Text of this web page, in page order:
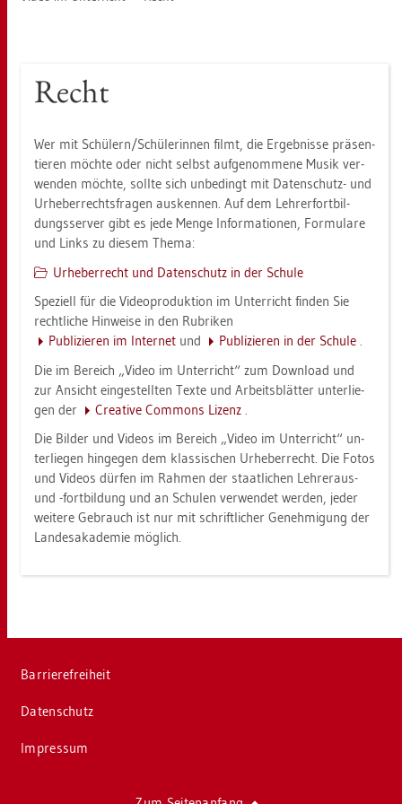
Recht
Wer mit Schü­lern/Schü­le­rin­nen filmt, die Er­geb­nis­se prä­sen­
tie­ren möch­te oder nicht selbst auf­ge­nom­me­ne Musik ver­
wen­den möch­te, soll­te sich un­be­dingt mit Da­ten­schutz- und
Ur­he­ber­rechts­fra­gen aus­ken­nen. Auf dem Leh­rer­fort­bil­
dungs­ser­ver gibt es jede Menge In­for­ma­tio­nen, For­mu­la­re
und Links zu die­sem Thema:
Ur­he­ber­recht und Da­ten­schutz in der Schu­le
Spe­zi­ell für die Vi­deo­pro­duk­ti­on im Un­ter­richt fin­den Sie
recht­li­che Hin­wei­se in den Ru­bri­ken
Pu­bli­zie­ren im In­ter­net und Pu­bli­zie­ren in der Schu­le .
Die im Be­reich „Video im Un­ter­richt“ zum Down­load und
zur An­sicht ein­ge­stell­ten Texte und Ar­beits­blät­ter un­ter­lie­
gen der
Crea­ti­ve Com­mons Li­zenz .
Die Bil­der und Vi­de­os im Be­reich „Video im Un­ter­richt“ un­
ter­lie­gen hin­ge­gen dem klas­si­schen Ur­he­ber­recht. Die Fotos
und Vi­de­os dür­fen im Rah­men der staat­li­chen Leh­rer­aus-
und -fort­bil­dung und an Schu­len ver­wen­det wer­den, jeder
wei­te­re Ge­brauch ist nur mit schrift­li­cher Ge­neh­mi­gung der
Lan­des­aka­de­mie mög­lich.
Bar­rie­re­frei­heit
Da­ten­schutz
Im­pres­sum